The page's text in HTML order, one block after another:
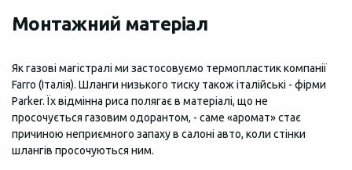
Монтажний матеріал
Як газові магістралі ми застосовуємо термопластик компанії
Farro (Італія). Шланги низького тиску також італійські - фірми
Parker. Їх відмінна риса полягає в матеріалі, що не
просочується газовим одорантом, - саме «аромат» стає
причиною неприємного запаху в салоні авто, коли стінки
шлангів просочуються ним.